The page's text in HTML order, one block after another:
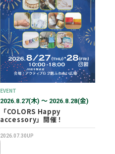
EVENT
2026.8.27(木) 〜 2026.8.28(金)
「COLORS Happy
accessory」開催！
2026.07.30UP